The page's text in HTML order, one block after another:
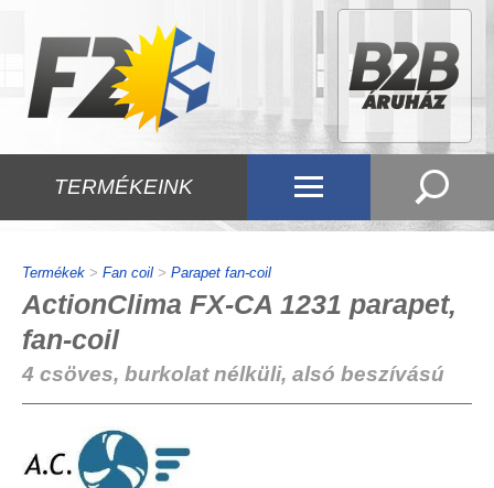
TERMÉKEINK
Termékek > Fan coil > Parapet fan-coil
ActionClima FX-CA 1231 parapet,
fan-coil
4 csöves, burkolat nélküli, alsó beszívású